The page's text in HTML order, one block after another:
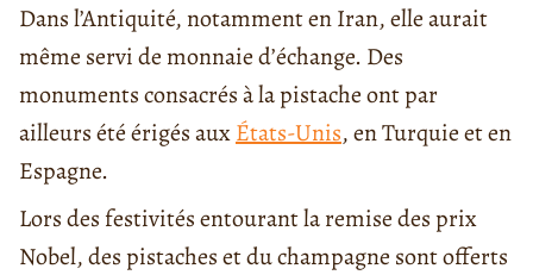
Dans l’Antiquité, notamment en Iran, elle aurait
même servi de monnaie d’échange. Des
monuments consacrés à la pistache ont par
ailleurs été érigés auxÉtats-Unis, en Turquie et en
Espagne.
Lors des festivités entourant la remise des prix
Nobel, des pistaches et du champagne sont offerts